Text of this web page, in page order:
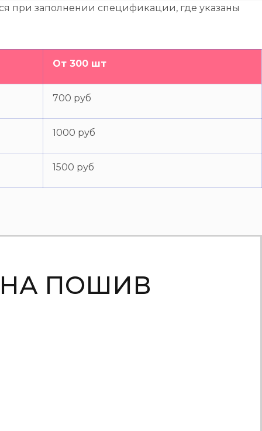
при заполнении спецификации, где указаны
От 300 шт
700 руб
1000 руб
1500 руб
НА ПОШИВ